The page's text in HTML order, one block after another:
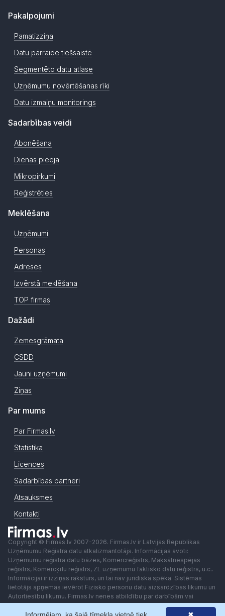
Pakalpojumi
Pamatizziņa
Datu pārraide tiešsaistē
Segmentēto datu atlase
Uzņēmumu novērtēšanas rīki
Datu izmaiņu monitorings
Sadarbības veidi
Abonēšana
Dienas pieeja
Mikropirkumi
Reģistrēties
Meklēšana
Uzņēmumi
Personas
Adreses
Izvērstā meklēšana
TOP firmas
Dažādi
Zemesgrāmata
CSDD
Jauni uzņēmumi
Ziņas
Par mums
Par Firmas.lv
Statistika
Licences
Sadarbības partneri
Atsauksmes
Kontakti
Copyright © Firmas.lv 2007-2026. Firmas.lv ir Latvijas Republikas
Uzņēmumu Reģistra datu atkalizmantotājs. Informācijas avoti:
Uzņēmumu reģistra datu bāzes, Komercreģistrs, Maksātnespējas
reģistrs, Komercķīlu reģistrs, ZL uzņēmumu faktisko datu reģistrs, u.c..
Informācijai ir izziņas raksturs, un tai nav juridiska spēka. Sistēmas
lietotājs apņemas ievērot Fizisko personu datu aizsardzības likumu un
Autortiesību likumu. Firmas.lv nenes atbildību par darbībām vai
lēmumiem, kas balstīti uz saņemto pakalpojumu. Lietotājam aizliegts
izmantot jebkādas automatizētas sistēmas vai iekārtas (robotus)